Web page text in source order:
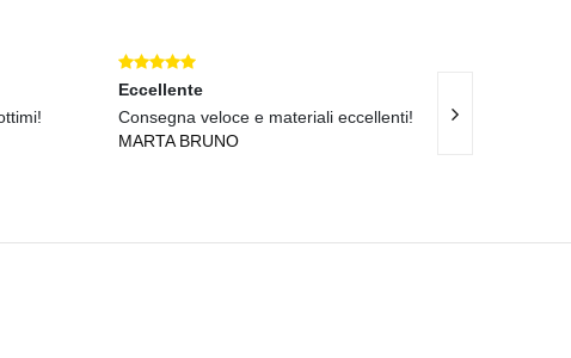
Eccellente
Consegna veloce e materiali eccellenti!
MARTA BRUNO
Materiali